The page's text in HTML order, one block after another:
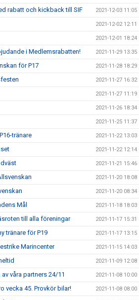
rabatt och kickback till SIF 2021-12-03 11:05
2021-12-02 12:11
2021-12-01 18:24
i Medlemsrabatten! 2021-11-29 13:35
för P17 2021-11-28 18:29
2021-11-27 16:32
2021-11-27 11:19
2021-11-26 18:34
2021-11-25 11:37
tränare 2021-11-22 13:03
2021-11-22 12:14
2021-11-21 15:46
2021-11-20 18:08
2021-11-20 08:34
Mål 2021-11-18 18:03
till alla föreningar 2021-11-17 15:31
tränare för P19 2021-11-17 13:15
Marincenter 2021-11-15 14:03
2021-11-09 12:08
våra partners 24/11 2021-11-08 10:00
vecka 45. Provkör bilar! 2021-11-08 08:00